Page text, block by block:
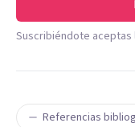
Suscribiéndote
Referencias